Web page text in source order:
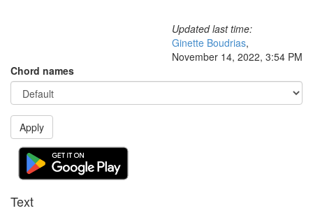
Updated last time:
Ginette Boudrias,
November 14, 2022, 3:54 PM
Chord names
Apply
Text